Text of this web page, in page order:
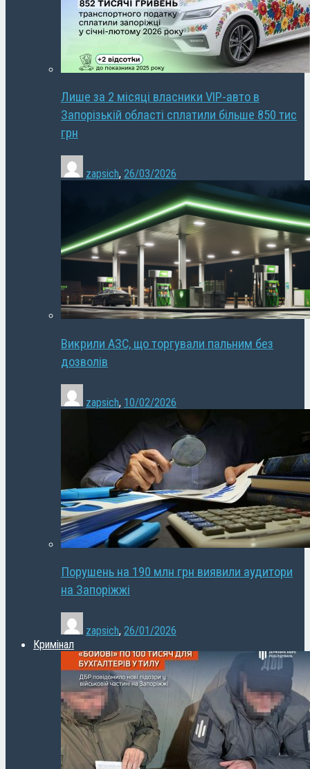
Лише за 2 місяці власники VIP-авто в
Запорізькій області сплатили більше 850 тис
грн
zapsich, 26/03/2026
Викрили АЗС, що торгували пальним без
дозволів
zapsich, 10/02/2026
Порушень на 190 млн грн виявили аудитори
на Запоріжжі
zapsich, 26/01/2026
Кримінал